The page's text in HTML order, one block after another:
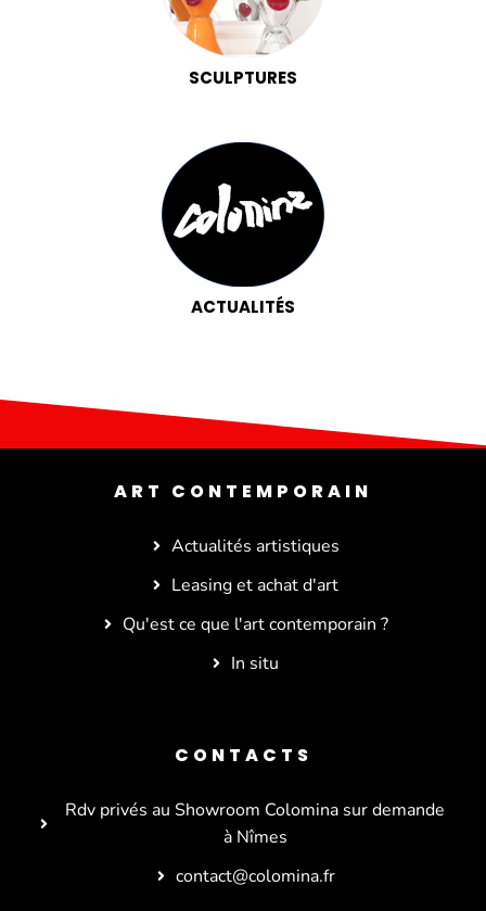
SCULPTURES
ACTUALITÉS
ART CONTEMPORAIN
Actualités artistiques
Leasing et achat d'art
Qu'est ce que l'art contemporain ?
In situ
CONTACTS
Rdv privés au Showroom Colomina sur demande
à Nîmes
contact@colomina.fr